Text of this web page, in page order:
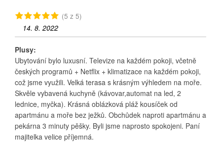
(5 z 5)
14. 8. 2022
Plusy:
Ubytování bylo luxusní. Televize na každém pokoji, včetně
českých programů + Netflix + klimatizace na každém pokoji,
což jsme využili. Velká terasa s krásným výhledem na moře.
Skvěle vybavená kuchyně (kávovar,automat na led, 2
lednice, myčka). Krásná oblázková pláž kousíček od
apartmánu a moře bez ježků. Obchůdek naproti apartmánu a
pekárna 3 minuty pěšky. Byli jsme naprosto spokojeni. Paní
majitelka velice příjemná.